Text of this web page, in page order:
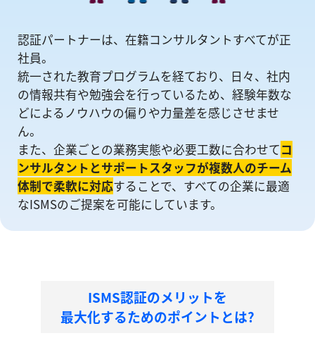
認証パートナーは、在籍コンサルタントすべてが正
社員。
統一された教育プログラムを経ており、日々、社内
の情報共有や勉強会を⾏っているため、経験年数な
どによるノウハウの偏りや⼒量差を感じさせませ
ん。
また、企業ごとの業務実態や必要工数に合わせてコ
ンサルタントとサポートスタッフが複数人のチーム
体制で柔軟に対応することで、すべての企業に最適
なISMSのご提案を可能にしています。
ISMS認証のメリットを
最大化するためのポイントとは?